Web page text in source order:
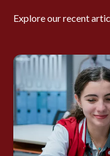
Explore our recent